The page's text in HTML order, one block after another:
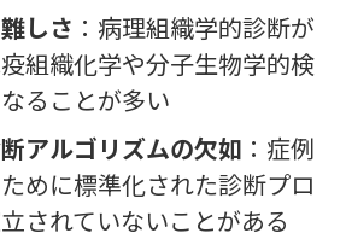
しさ ：病理組織学的診断が
組織化学や分子生物学的検
ることが多い
アルゴリズムの欠如 ：症例
めに標準化された診断プロ
されていないことがある